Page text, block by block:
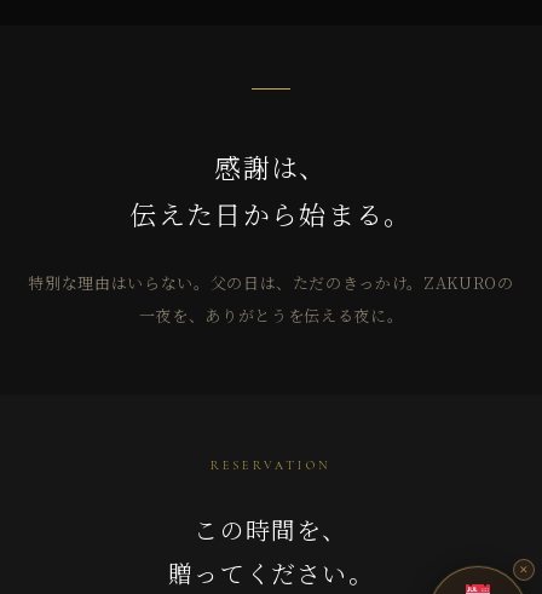
感謝は、
伝えた日から始まる。
特別な理由はいらない。父の日は、ただのきっかけ。ZAKUROの
一夜を、ありがとうを伝える夜に。
RESERVATION
この時間を、
贈ってください。
✕